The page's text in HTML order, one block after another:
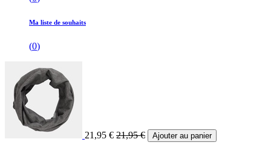
Ma liste de souhaits
(0)
21,95 € 21,95€ Ajouter au panier